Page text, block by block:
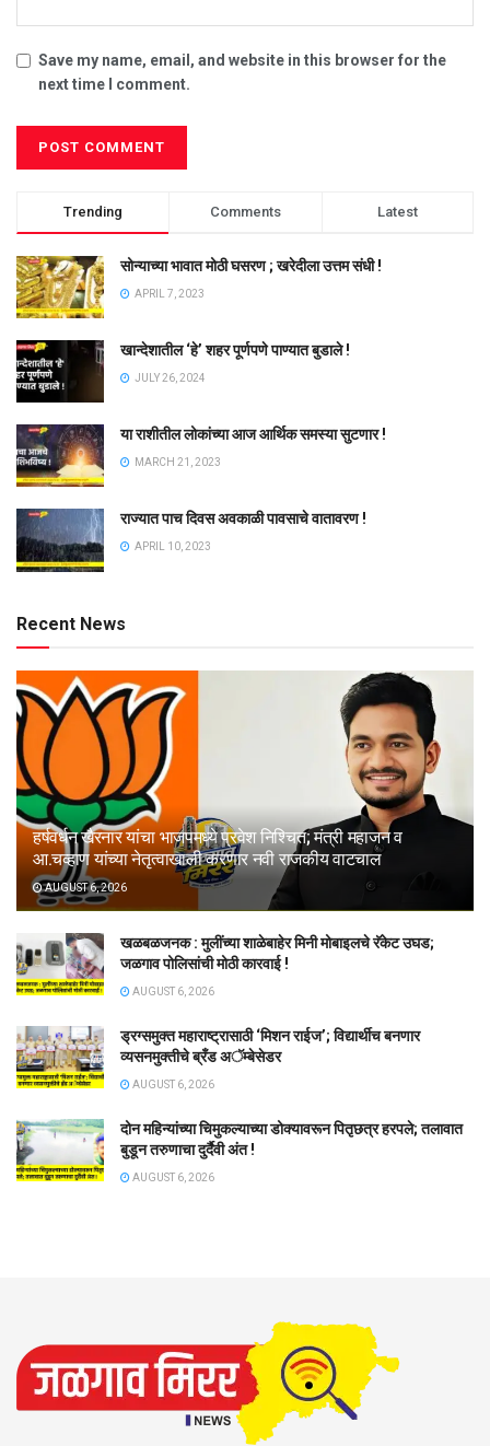
Save my name, email, and website in this browser for the
next time I comment.
Trending Comments Latest
सोन्याच्या भावात मोठी घसरण ; खरेदीला उत्तम संधी !
APRIL 7, 2023
खान्देशातील ‘हे’ शहर पूर्णपणे पाण्यात बुडाले !
JULY 26, 2024
या राशीतील लोकांच्या आज आर्थिक समस्या सुटणार !
MARCH 21, 2023
राज्यात पाच दिवस अवकाळी पावसाचे वातावरण !
APRIL 10, 2023
Recent News
हर्षवर्धन खैरनार यांचा भाजपमध्ये प्रवेश निश्चित; मंत्री महाजन व
आ.चव्हाण यांच्या नेतृत्वाखाली करणार नवी राजकीय वाटचाल
AUGUST 6, 2026
खळबळजनक : मुलींच्या शाळेबाहेर मिनी मोबाइलचे रॅकेट उघड;
जळगाव पोलिसांची मोठी कारवाई !
AUGUST 6, 2026
ड्रग्समुक्त महाराष्ट्रासाठी ‘मिशन राईज’; विद्यार्थीच बनणार
व्यसनमुक्तीचे ब्रँड अॅम्बेसेडर
AUGUST 6, 2026
दोन महिन्यांच्या चिमुकल्याच्या डोक्यावरून पितृछत्र हरपले; तलावात
बुडून तरुणाचा दुर्दैवी अंत !
AUGUST 6, 2026